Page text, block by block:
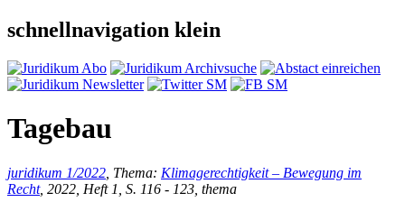
schnellnavigation klein
Tagebau
juridikum 1/2022 , Thema: Klimagerechtigkeit – Bewegung im
Recht, 2022, Heft 1, S. 116 - 123, thema